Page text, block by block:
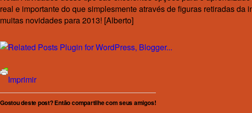
real e importante do que simplesmente através de figuras retiradas
muitas novidades para 2013! [Alberto]
Imprimir
Gostou deste post? Então compartilhe com seus amigos!